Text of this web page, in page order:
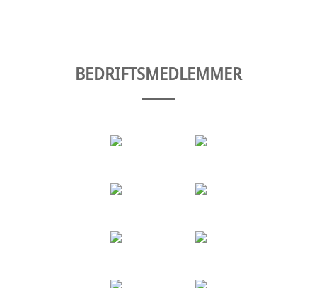
BEDRIFTSMEDLEMMER